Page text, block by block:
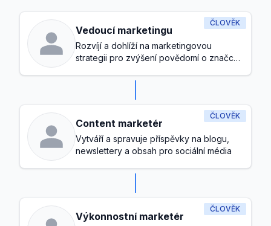
ČLOVĚK
Vedoucí marketingu
Rozvíjí a dohlíží na marketingovou
strategii pro zvýšení povědomí o značce
ČLOVĚK
Content marketér
Vytváří a spravuje příspěvky na blogu,
newslettery a obsah pro sociální média
ČLOVĚK
Výkonnostní marketér